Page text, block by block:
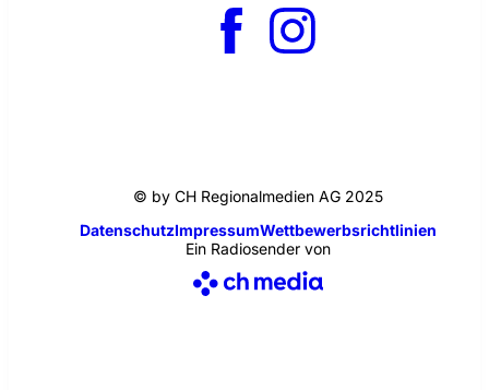
© by CH Regionalmedien AG 2025
DatenschutzImpressumWettbewerbsrichtlinien
Ein Radiosender von